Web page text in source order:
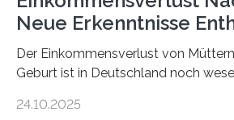
Neue Erkenntnisse
Der Einkommensverlust von
Geburt ist in Deutschland noch
nach der Geburt durchschnittlich
24.10.2025